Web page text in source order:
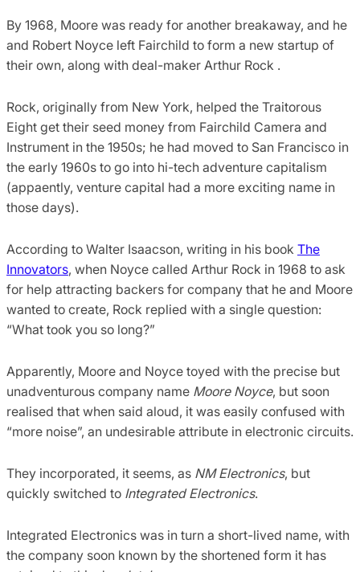
By 1968, Moore was ready for another breakaway, and he
and Robert Noyce left Fairchild to form a new startup of
their own, along with deal-maker Arthur Rock .
Rock, originally from New York, helped the Traitorous
Eight get their seed money from Fairchild Camera and
Instrument in the 1950s; he had moved to San Francisco in
the early 1960s to go into hi-tech adventure capitalism
(appaently, venture capital had a more exciting name in
those days).
According to Walter Isaacson, writing in his book The
Innovators, when Noyce called Arthur Rock in 1968 to ask
for help attracting backers for company that he and Moore
wanted to create, Rock replied with a single question:
“What took you so long?”
Apparently, Moore and Noyce toyed with the precise but
unadventurous company name Moore Noyce, but soon
realised that when said aloud, it was easily confused with
“more noise”, an undesirable attribute in electronic circuits.
They incorporated, it seems, as NM Electronics, but
quickly switched to Integrated Electronics.
Integrated Electronics was in turn a short-lived name, with
the company soon known by the shortened form it has